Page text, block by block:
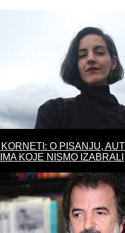
O PISANJU,
KOJE NISMO IZABRALI